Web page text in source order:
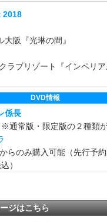
2018
大阪『光琳の間』
ラブリゾート『インペリア
DVD情報
係長
常版・限定版の２種類
らのみ購入可能（先行予約
）
ジはこちら